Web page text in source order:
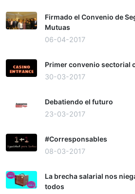
Firmado el Convenio de
Mutuas
06-04-2017
Primer convenio sectorial
30-03-2017
Debatiendo el futuro
23-03-2017
#Corresponsables
08-03-2017
La brecha salarial nos
todos